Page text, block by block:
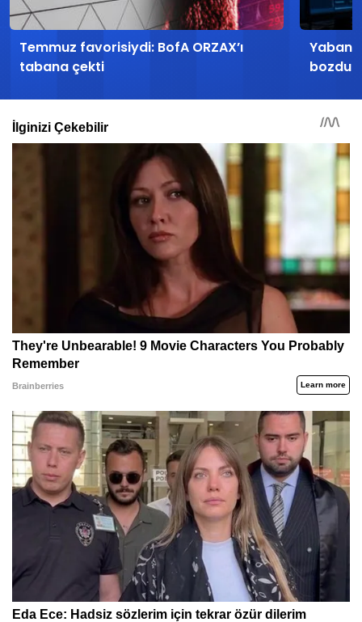
Temmuz favorisiydi: BofA ORZAX’ı
tabana çekti
bozdu!